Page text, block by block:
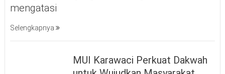
mengatasi
Selengkapnya
MUI Karawaci Perkuat Dakwah